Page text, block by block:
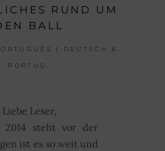
RUND UM
BALL
| DEUTSCH &
PORTUG.
Liebe Leser,
2014 steht vor der
ist es so weit und